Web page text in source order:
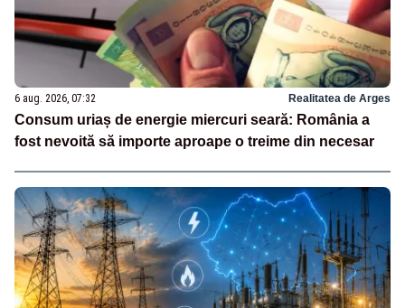
6 aug. 2026, 07:32 Realitatea de Arges
Consum uriaș de energie miercuri seară: România a
fost nevoită să importe aproape o treime din necesar